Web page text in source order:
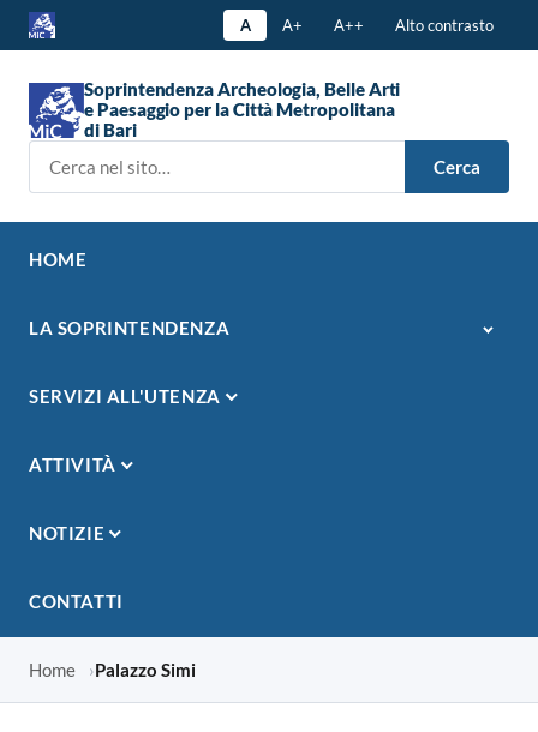
A A+ A++ Alto contrasto
Soprintendenza Archeologia, Belle Arti
e Paesaggio per la Città Metropolitana
di Bari
Cerca
HOME
LA SOPRINTENDENZA
SERVIZI ALL'UTENZA
ATTIVITÀ
NOTIZIE
CONTATTI
Home Palazzo Simi